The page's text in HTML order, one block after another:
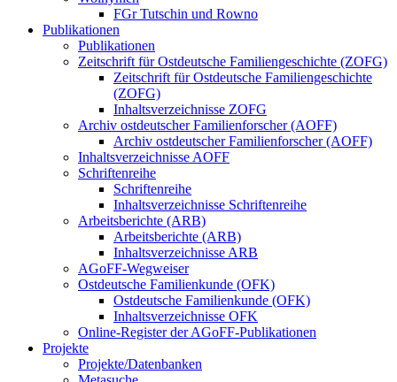
FGr Tutschin und Rowno
Publikationen
Publikationen
Zeitschrift für Ostdeutsche Familiengeschichte (ZOFG)
Zeitschrift für Ostdeutsche Familiengeschichte
(ZOFG)
Inhaltsverzeichnisse ZOFG
Archiv ostdeutscher Familienforscher (AOFF)
Archiv ostdeutscher Familienforscher (AOFF)
Inhaltsverzeichnisse AOFF
Schriftenreihe
Schriftenreihe
Inhaltsverzeichnisse Schriftenreihe
Arbeitsberichte (ARB)
Arbeitsberichte (ARB)
Inhaltsverzeichnisse ARB
AGoFF-Wegweiser
Ostdeutsche Familienkunde (OFK)
Ostdeutsche Familienkunde (OFK)
Inhaltsverzeichnisse OFK
Online-Register der AGoFF-Publikationen
Projekte
Projekte/Datenbanken